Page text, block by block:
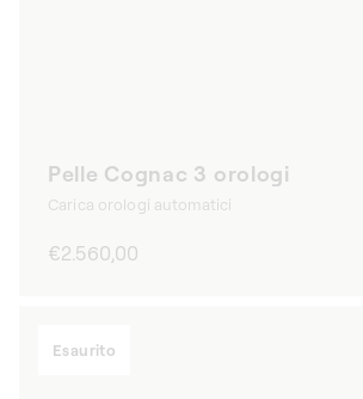
Pelle Cognac 3 orologi
Carica orologi automatici
Prezzo
€2.560,00
Esaurito